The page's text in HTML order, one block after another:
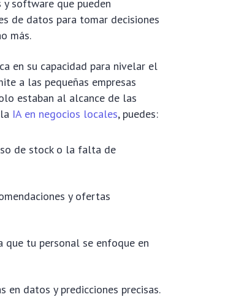
software que pueden
de datos para tomar decisiones
más.
en su capacidad para nivelar el
a las pequeñas empresas
estaban al alcance de las
IA en negocios locales, puedes:
de stock o la falta de
y ofertas
que tu personal se enfoque en
en datos y predicciones precisas.